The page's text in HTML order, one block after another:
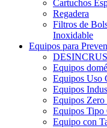
Cartuchos
Regadera
Filtros de
Inoxidable
Equipos para
Equipos
Equipos Uso
Equipos
Equipos Zero
Equipos Tipo
Equipo con